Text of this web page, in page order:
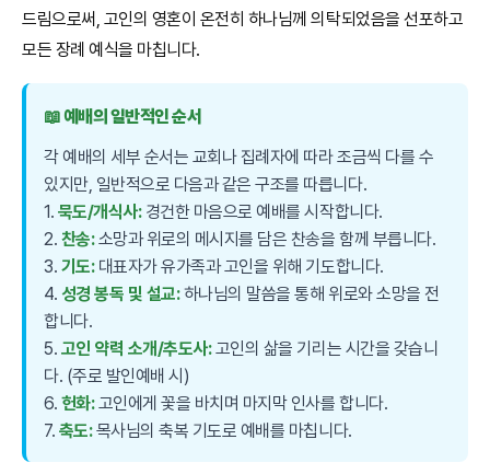
드림으로써, 고인의 영혼이 온전히 하나님께 의탁되었음을 선포하고
모든 장례 예식을 마칩니다.
📖 예배의 일반적인 순서
각 예배의 세부 순서는 교회나 집례자에 따라 조금씩 다를 수
있지만, 일반적으로 다음과 같은 구조를 따릅니다.
1. 묵도/개식사:경건한 마음으로 예배를 시작합니다.
2. 찬송:소망과 위로의 메시지를 담은 찬송을 함께 부릅니다.
3. 기도:대표자가 유가족과 고인을 위해 기도합니다.
4. 성경 봉독 및 설교:하나님의 말씀을 통해 위로와 소망을 전
합니다.
5. 고인 약력 소개/추도사:고인의 삶을 기리는 시간을 갖습니
다. (주로 발인예배 시)
6. 헌화:고인에게 꽃을 바치며 마지막 인사를 합니다.
7. 축도:목사님의 축복 기도로 예배를 마칩니다.